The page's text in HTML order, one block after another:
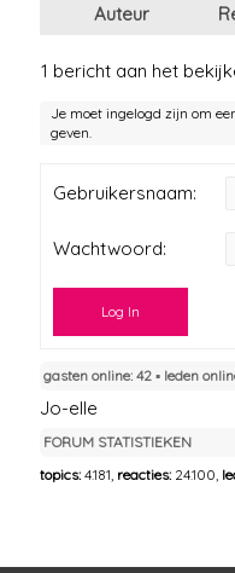
Auteur
1 bericht aan het
Je moet ingelogd zijn om
geven.
Gebruikersnaam:
Wachtwoord:
Log In
gasten online: 42 ▪︎ leden
Jo-elle
FORUM STATISTIEKEN
topics:4.181, reacties: 24.100,